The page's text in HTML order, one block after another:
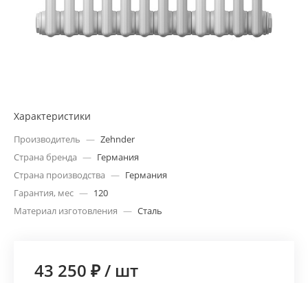
Характеристики
Производитель — Zehnder
Страна бренда — Германия
Страна производства — Германия
Гарантия, мес — 120
Материал изготовления — Сталь
43 250 ₽/ шт